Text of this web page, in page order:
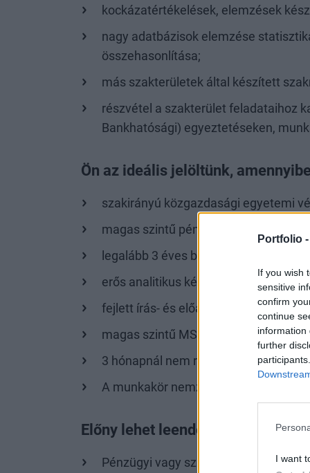
Portfolio -
If you wish
sensitive
confirm
continue
information
further
I want
kockázatértékelések, elemzések
nagy adatbázisok elemzése
összehasonlítása;
más szakterületek által készített
részvétel a szakterület feladataihoz
Bankhatósági) egyeztetéseken,
Ön az ideális jelöltünk,
szakirányú közgazdasági egyetemi
magas szintű pénzügyi szakmai
legalább 3 éves bankszakmai
erős analitikus készséggel, elemző
fejlett írás- és előadókészséggel
magas szintű MS Office (Word,
3 hónapnál nem régebbi
A munkakör nemzetbiztonsági
Előny lehet leendő kollégánk
Pénzügyi vagy számviteli végzettség;